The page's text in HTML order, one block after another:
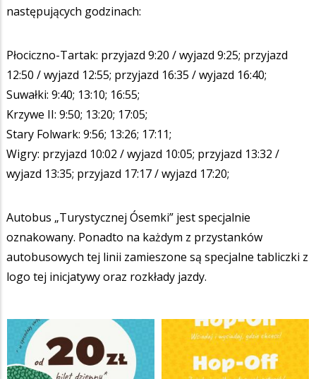
następujących godzinach:
Płociczno-Tartak: przyjazd 9:20 / wyjazd 9:25; przyjazd
12:50 / wyjazd 12:55; przyjazd 16:35 / wyjazd 16:40;
Suwałki: 9:40; 13:10; 16:55;
Krzywe II: 9:50; 13:20; 17:05;
Stary Folwark: 9:56; 13:26; 17:11;
Wigry: przyjazd 10:02 / wyjazd 10:05; przyjazd 13:32 /
wyjazd 13:35; przyjazd 17:17 / wyjazd 17:20;
Autobus „Turystycznej Ósemki” jest specjalnie
oznakowany. Ponadto na każdym z przystanków
autobusowych tej linii zamieszone są specjalne tabliczki z
logo tej inicjatywy oraz rozkłady jazdy.